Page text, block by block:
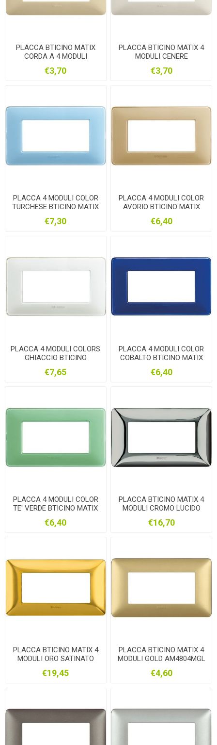
PLACCA BTICINO MATIX
CORDA A 4 MODULI
€3,70
PLACCA BTICINO MATIX 4
MODULI CENERE
€3,70
PLACCA 4 MODULI COLOR
TURCHESE BTICINO MATIX
€7,30
PLACCA 4 MODULI COLOR
AVORIO BTICINO MATIX
€6,40
PLACCA 4 MODULI COLORS
GHIACCIO BTICINO
€7,65
PLACCA 4 MODULI COLOR
COBALTO BTICINO MATIX
€6,40
PLACCA 4 MODULI COLOR
TE' VERDE BTICINO MATIX
€6,40
PLACCA BTICINO MATIX 4
MODULI CROMO LUCIDO
€16,70
PLACCA BTICINO MATIX 4
MODULI ORO SATINATO
€19,45
PLACCA BTICINO MATIX 4
MODULI GOLD AM4804MGL
€4,60